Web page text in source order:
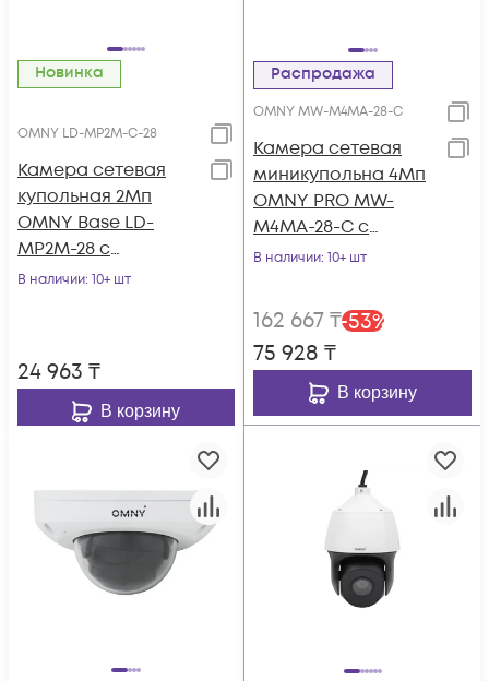
Новинка
OMNY LD-MP2M-C-28
Камера сетевая
купольная 2Мп
OMNY Base LD-
MP2M-28 с
микрофоном,
В наличии: 10+ шт
24 963 ₸
В корзину
Распродажа
OMNY MW-M4MA-28-C
Камера сетевая
миникупольна 4Мп
OMNY PRO MW-
M4MA-28-C с
микрофоном
В наличии: 10+ шт
162 667₸-53%
75 928 ₸
В корзину